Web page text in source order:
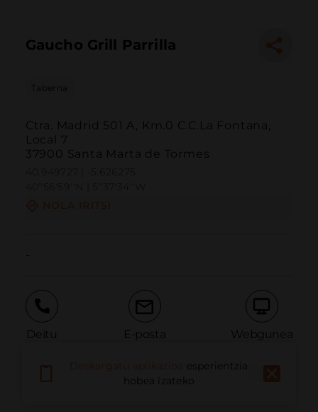
Gaucho Grill Parrilla
Taberna
Ctra. Madrid 501 A, Km.0 C.C.La Fontana,
Local 7
37900 Santa Marta de Tormes
Deitu E-posta Webgunea
Eman arazoa
esperientzia
hobea izateko